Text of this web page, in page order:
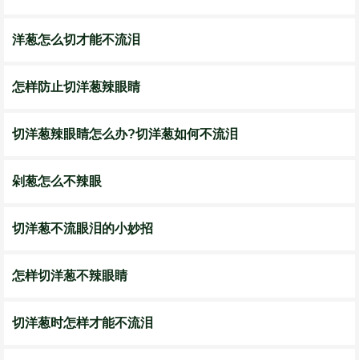
洋葱怎么切才能不流泪
怎样防止切洋葱辣眼睛
切洋葱辣眼睛怎么办?切洋葱如何不流泪
剁葱怎么不辣眼
切洋葱不流眼泪的小妙招
怎样切洋葱不辣眼睛
切洋葱时怎样才能不流泪